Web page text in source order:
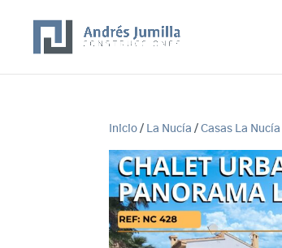
Inicio / La Nucía /Casas La Nucía